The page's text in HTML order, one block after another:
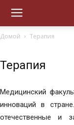
Домой Терапия
Терапия
Медицинский
инноваций в
отечественные и